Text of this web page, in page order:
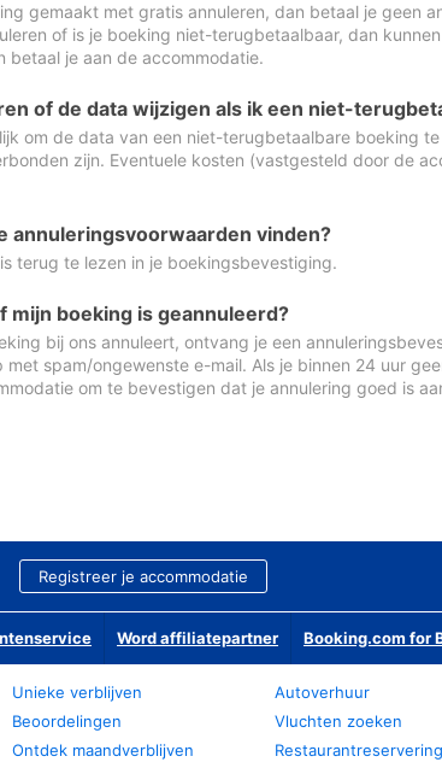
gemaakt met gratis annuleren, dan betaal je geen
of is je boeking niet-terugbetaalbaar, dan
betaal je aan de accommodatie.
of de data wijzigen als ik een niet-
om de data van een niet-terugbetaalbare boeking
zijn. Eventuele kosten (vastgesteld door de
annuleringsvoorwaarden vinden?
terug te lezen in je boekingsbevestiging.
mijn boeking is geannuleerd?
bij ons annuleert, ontvang je een
met spam/ongewenste e-mail. Als je binnen 24 uur
om te bevestigen dat je annulering goed is
Registreer je accommodatie
Word affiliatepartner Booking.com for
Unieke verblijven
Beoordelingen
Ontdek maandverblijven
Autoverhuur
Vluchten zoeken